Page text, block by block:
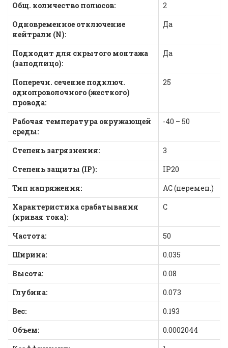
Общ. количество полюсов:
2
Одновременное отключение
нейтрали (N):
Да
Подходит для скрытого монтажа
(заподлицо):
Да
Поперечн. сечение подключ.
однопроволочного (жесткого)
провода:
25
Рабочая температура окружающей
среды:
-40 – 50
Степень загрязнения:
3
Степень защиты (IP):
IP20
Тип напряжения:
AC (перемен.)
Характеристика срабатывания
(кривая тока):
C
Частота:
50
Ширина:
0.035
Высота:
0.08
Глубина:
0.073
Вес:
0.193
Объем:
0.0002044